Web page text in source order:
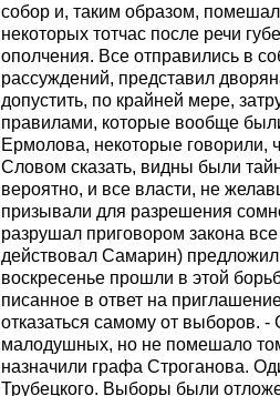
собор и, таким образом,
некоторых тотчас после речи
ополчения. Все отправились в
рассуждений, представил
допустить, по крайней мере,
правилами, которые вообще
Ермолова, некоторые говорили,
Словом сказать, видны были
вероятно, и все власти, не
призывали для разрешения
разрушал приговором закона
действовал Самарин)
воскресенье прошли в этой
писанное в ответ на
отказаться самому от выборов.
малодушных, но не помешало
назначили графа Строганова.
Трубецкого. Выборы были